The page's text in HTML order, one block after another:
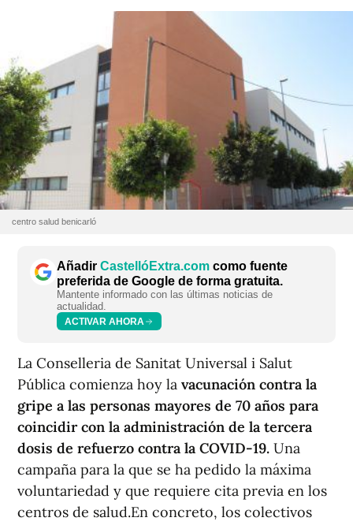
centro salud benicarló
Añadir CastellóExtra.com como fuente
preferida de Google de forma gratuita.
Mantente informado con las últimas noticias de
actualidad.
ACTIVAR AHORA
La Conselleria de Sanitat Universal i Salut
Pública comienza hoy la vacunación contra la
gripe a las personas mayores de 70 años para
coincidir con la administración de la tercera
dosis de refuerzo contra la COVID-19. Una
campaña para la que se ha pedido la máxima
voluntariedad y que requiere cita previa en los
centros de salud.En concreto, los colectivos